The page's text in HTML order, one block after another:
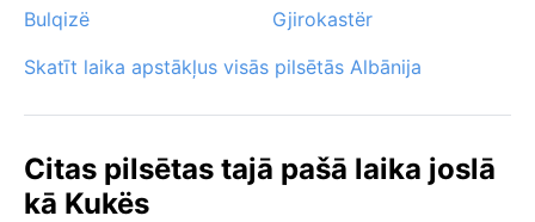
Bulqizë
Gjirokastër
Skatīt laika apstākļus visās pilsētās Albānija
Citas pilsētas tajā pašā laika joslā
kā Kukës